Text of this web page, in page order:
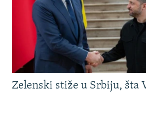
Zelenski stiže u Srbiju, šta